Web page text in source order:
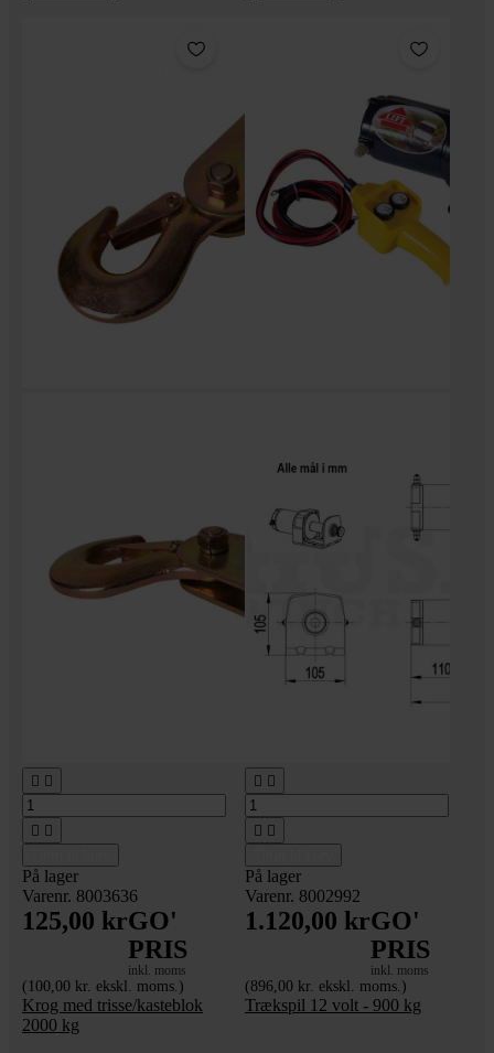
 
 
På lager
Varenr. 8003636
125,00 krGO'
PRIS
inkl. moms
(100,00 kr. ekskl. moms.)
Krog med trisse/kasteblok
2000 kg
 
 
På lager
Varenr. 8002992
1.120,00 krGO'
PRIS
inkl. moms
(896,00 kr. ekskl. moms.)
Trækspil 12 volt - 900 kg